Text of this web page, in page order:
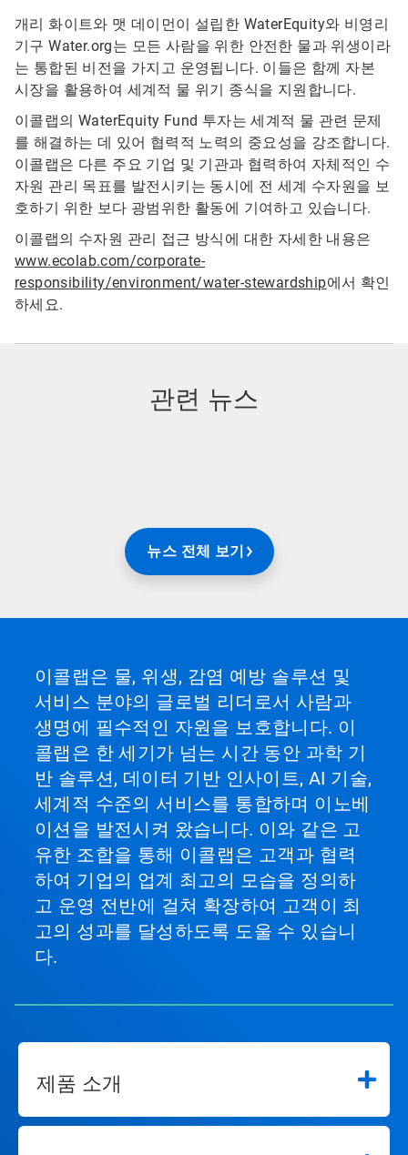
개리 화이트와 맷 데이먼이 설립한 WaterEquity와 비영리
기구 Water.org는 모든 사람을 위한 안전한 물과 위생이라
는 통합된 비전을 가지고 운영됩니다. 이들은 함께 자본
시장을 활용하여 세계적 물 위기 종식을 지원합니다.
이콜랩의 WaterEquity Fund 투자는 세계적 물 관련 문제
를 해결하는 데 있어 협력적 노력의 중요성을 강조합니다.
이콜랩은 다른 주요 기업 및 기관과 협력하여 자체적인 수
자원 관리 목표를 발전시키는 동시에 전 세계 수자원을 보
호하기 위한 보다 광범위한 활동에 기여하고 있습니다.
이콜랩의 수자원 관리 접근 방식에 대한 자세한 내용은
www.ecolab.com/corporate-
responsibility/environment/water-stewardship에서 확인
하세요.
관련 뉴스
뉴스 전체 보기
이콜랩은 물, 위생, 감염 예방 솔루션 및
서비스 분야의 글로벌 리더로서 사람과
생명에 필수적인 자원을 보호합니다. 이
콜랩은 한 세기가 넘는 시간 동안 과학 기
반 솔루션, 데이터 기반 인사이트, AI 기술,
세계적 수준의 서비스를 통합하며 이노베
이션을 발전시켜 왔습니다. 이와 같은 고
유한 조합을 통해 이콜랩은 고객과 협력
하여 기업의 업계 최고의 모습을 정의하
고 운영 전반에 걸쳐 확장하여 고객이 최
고의 성과를 달성하도록 도울 수 있습니
다.
제품 소개